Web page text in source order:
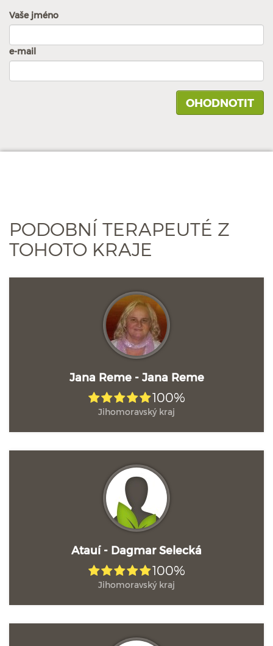
Vaše jméno
e-mail
PODOBNÍ TERAPEUTÉ Z
TOHOTO KRAJE
Jana Reme - Jana Reme
100%
Jihomoravský kraj
Atauí - Dagmar Selecká
100%
Jihomoravský kraj